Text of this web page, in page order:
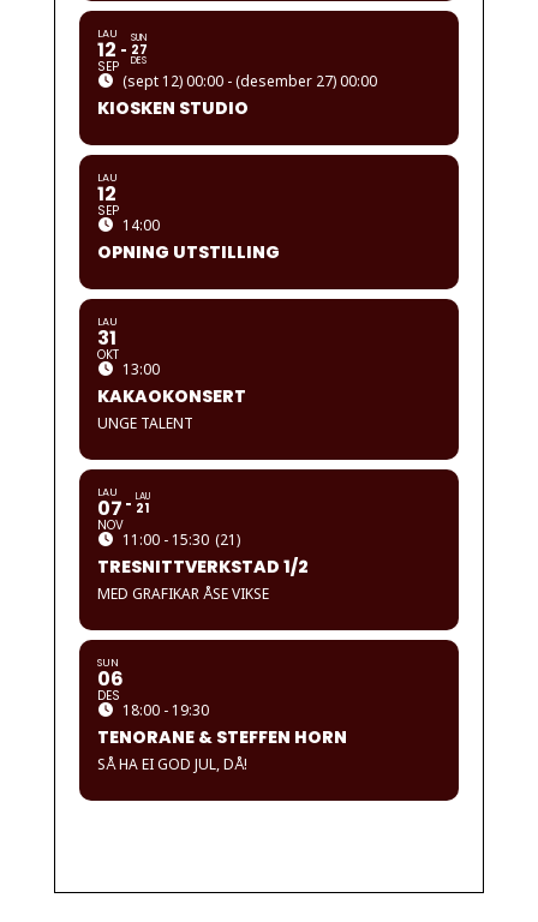
LAU
12
SEP
SUN
27
DES
(sept 12) 00:00 - (desember 27) 00:00
KIOSKEN STUDIO
LAU
12
SEP
14:00
OPNING UTSTILLING
LAU
31
OKT
13:00
KAKAOKONSERT
UNGE TALENT
LAU
07
NOV
LAU
21
11:00 - 15:30 (21)
TRESNITTVERKSTAD 1/2
MED GRAFIKAR ÅSE VIKSE
SUN
06
DES
18:00 - 19:30
TENORANE & STEFFEN HORN
SÅ HA EI GOD JUL, DÅ!